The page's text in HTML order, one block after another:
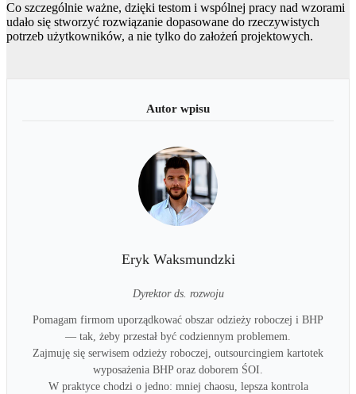
Co szczególnie ważne, dzięki testom i wspólnej pracy nad wzorami
udało się stworzyć rozwiązanie dopasowane do rzeczywistych
potrzeb użytkowników, a nie tylko do założeń projektowych.
Eryk Waksmundzki
Dyrektor ds. rozwoju
Pomagam firmom uporządkować obszar odzieży roboczej i BHP
— tak, żeby przestał być codziennym problemem.
Zajmuję się serwisem odzieży roboczej, outsourcingiem kartotek
wyposażenia BHP oraz doborem ŚOI.
W praktyce chodzi o jedno: mniej chaosu, lepsza kontrola